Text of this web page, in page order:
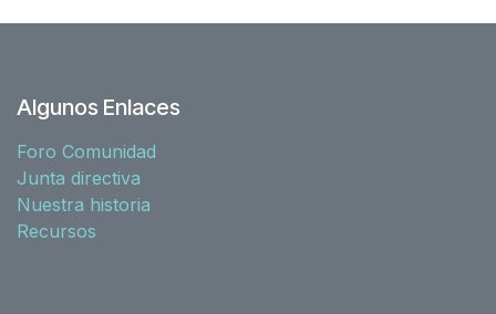
Algunos Enlaces
Foro Comunidad
Junta directiva
Nuestra historia
Recursos